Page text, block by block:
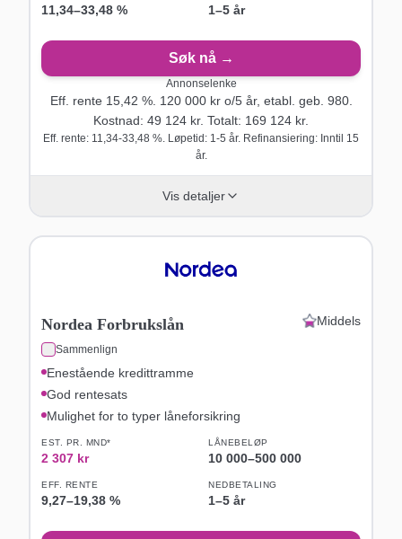
11,34–33,48 % 1–5 år
Søk nå →
Annonselenke
Eff. rente 15,42 %. 120 000kr o/5år, etabl. geb. 980.
Kostnad: 49 124 kr. Totalt: 169 124 kr.
Eff. rente: 11,34-33,48 %. Løpetid: 1-5 år. Refinansiering: Inntil 15
år.
Vis detaljer
Nordea Forbrukslån
Sammenlign
Middels
Enestående kredittramme
God rentesats
Mulighet for to typer låneforsikring
EST. PR. MND*
2 307 kr
LÅNEBELØP
10 000–500 000
EFF. RENTE
9,27–19,38 %
NEDBETALING
1–5 år